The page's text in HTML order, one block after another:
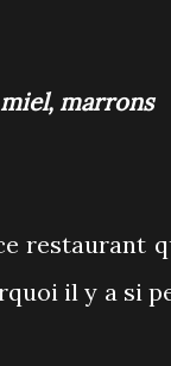
restaurant
il y a si